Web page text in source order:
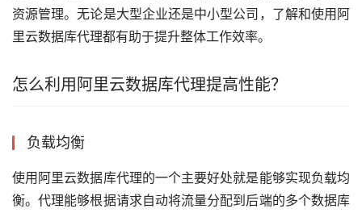
资源管理。无论是大型企业还是中小型公司，了解和使用阿
里云数据库代理都有助于提升整体工作效率。
怎么利用阿里云数据库代理提高性能？
负载均衡
使用阿里云数据库代理的一个主要好处就是能够实现负载均
衡。代理能够根据请求自动将流量分配到后端的多个数据库